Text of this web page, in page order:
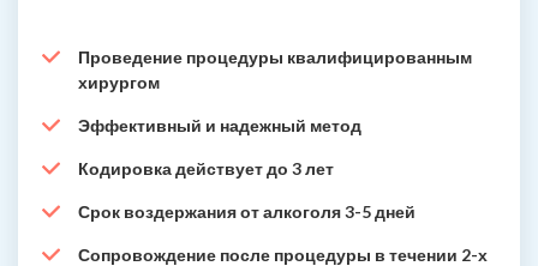
Проведение процедуры квалифицированным
хирургом
Эффективный и надежный метод
Кодировка действует до 3 лет
Срок воздержания от алкоголя 3-5 дней
Сопровождение после процедуры в течении 2-х